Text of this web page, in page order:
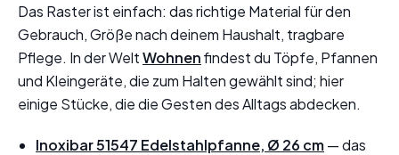
Das Raster ist einfach: das richtige Material für den
Gebrauch, Größe nach deinem Haushalt, tragbare
Pflege. In der WeltWohnenfindest du Töpfe, Pfannen
und Kleingeräte, die zum Halten gewählt sind; hier
einige Stücke, die die Gesten des Alltags abdecken.
Inoxibar 51547 Edelstahlpfanne, Ø 26 cm— das